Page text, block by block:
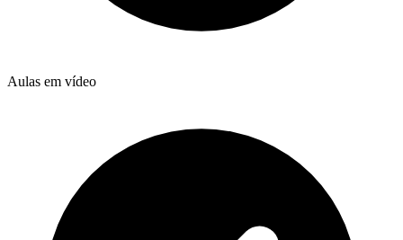
Aulas em vídeo